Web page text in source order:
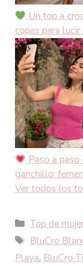
Un top a
copas para
Paso a
ganchillo:
Ver todos los
Categorías
Top de
Etiquetas
BluCro
Playa, BluCro